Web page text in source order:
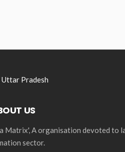
US
A organisation devoted to
sector.